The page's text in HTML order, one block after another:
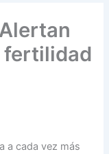
fertilidad
a cada vez más